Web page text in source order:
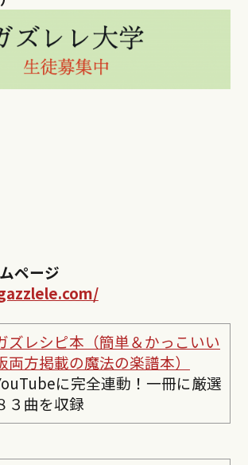
ページ
ズレシピ本（簡単＆かっこいい
両方掲載の魔法の楽譜本）
に完全連動！一冊に厳選
３曲を収録